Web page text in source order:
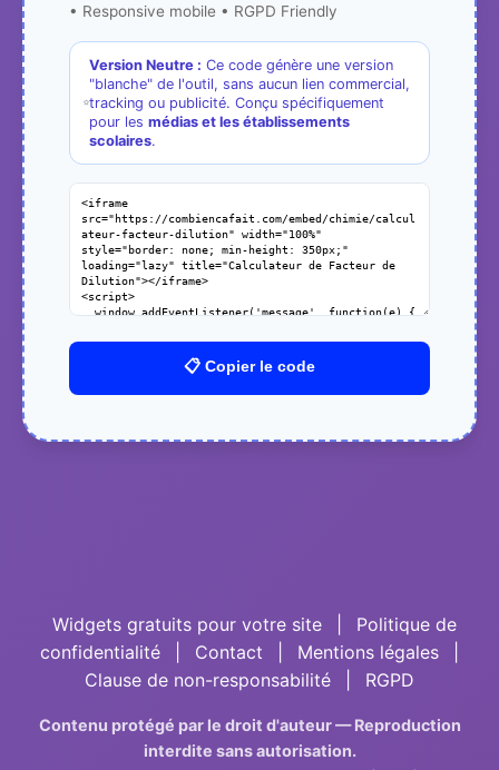
• Responsive mobile • RGPD Friendly
Version Neutre : Ce code génère une version
"blanche" de l'outil, sans aucun lien commercial,
tracking ou publicité. Conçu spécifiquement
pour lesmédias et les établissements
scolaires.
📋 Copier le code
Widgets gratuits pour votre site
Politique de
confidentialité
Contact Mentions légales
Clause de non-responsabilité
RGPD
Contenu protégé par le droit d'auteur — Reproduction
interdite sans autorisation.